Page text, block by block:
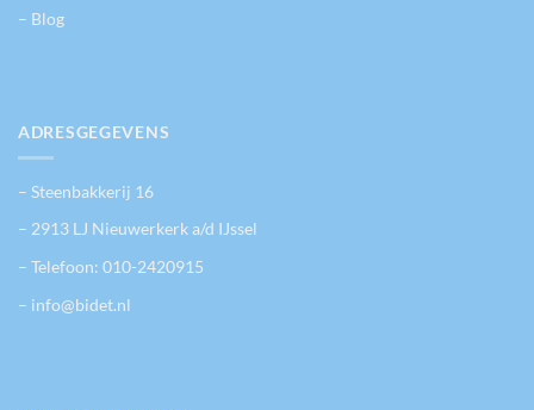
– Blog
ADRESGEGEVENS
– Steenbakkerij 16
– 2913 LJ Nieuwerkerk a/d IJssel
– Telefoon: 010-2420915
– info@bidet.nl